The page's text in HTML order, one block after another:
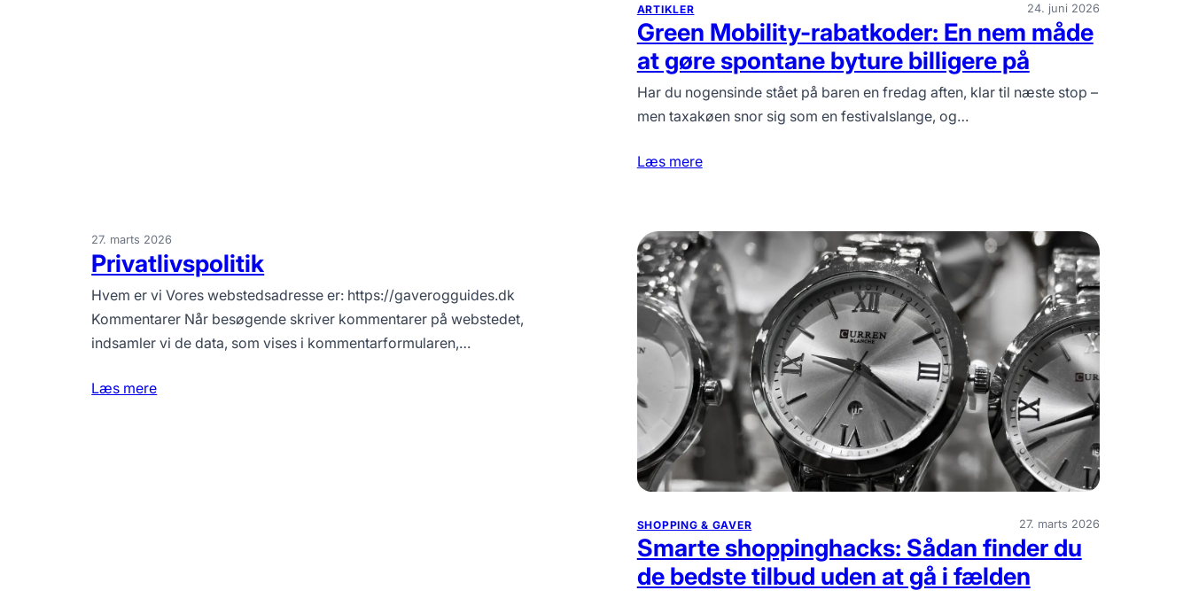
ARTIKLER 24. juni 2026
Green Mobility-rabatkoder: En nem måde
at gøre spontane byture billigere på
Har du nogensinde stået på baren en fredag aften, klar til næste stop –
men taxakøen snor sig som en festival­slange, og…
Læs mere
27. marts 2026
Privatlivspolitik
Hvem er vi Vores webstedsadresse er: https://gaverogguides.dk
Kommentarer Når besøgende skriver kommentarer på webstedet,
indsamler vi de data, som vises i kommentarformularen,…
Læs mere
SHOPPING & GAVER 27. marts 2026
Smarte shoppinghacks: Sådan finder du
de bedste tilbud uden at gå i fælden